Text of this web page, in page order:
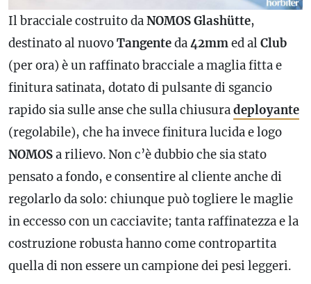
Il bracciale costruito daNOMOS Glashütte,
destinato al nuovoTangenteda42mmed alClub
(per ora) è un raffinato bracciale a maglia fitta e
finitura satinata, dotato di pulsante di sgancio
rapido sia sulle anse che sulla chiusuradeployante
(regolabile), che ha invece finitura lucida e logo
NOMOSa rilievo. Non c’è dubbio che sia stato
pensato a fondo, e consentire al cliente anche di
regolarlo da solo: chiunque può togliere le maglie
in eccesso con un cacciavite; tanta raffinatezza e la
costruzione robusta hanno come contropartita
quella di non essere un campione dei pesi leggeri.